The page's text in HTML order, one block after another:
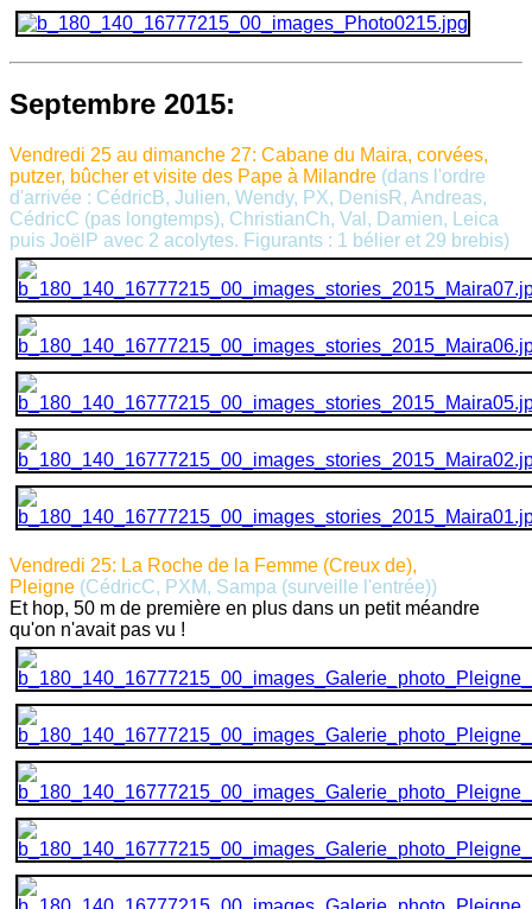
Septembre 2015:
Vendredi 25 au dimanche 27: Cabane du Maira, corvées,
putzer, bûcher et visite des Pape à Milandre (dans l'ordre
d'arrivée : CédricB, Julien, Wendy, PX, DenisR, Andreas,
CédricC (pas longtemps), ChristianCh, Val, Damien, Leica
puis JoëlP avec 2 acolytes. Figurants : 1 bélier et 29 brebis)
Vendredi 25: La Roche de la Femme (Creux de),
Pleigne (CédricC, PXM, Sampa (surveille l'entrée))
Et hop, 50 m de première en plus dans un petit méandre
qu'on n'avait pas vu !